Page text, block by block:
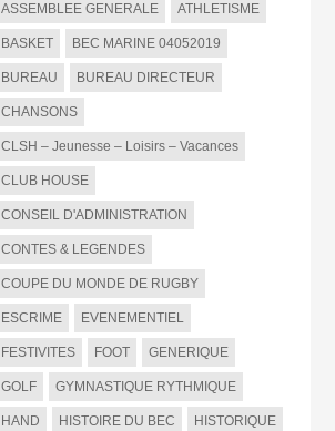
ASSEMBLEE GENERALE ATHLETISME
BASKET BEC MARINE 04052019
BUREAU BUREAU DIRECTEUR
CHANSONS
CLSH – Jeunesse – Loisirs – Vacances
CLUB HOUSE
CONSEIL D'ADMINISTRATION
CONTES & LEGENDES
COUPE DU MONDE DE RUGBY
ESCRIME EVENEMENTIEL
FESTIVITES FOOT GENERIQUE
GOLF GYMNASTIQUE RYTHMIQUE
HAND HISTOIRE DU BEC HISTORIQUE